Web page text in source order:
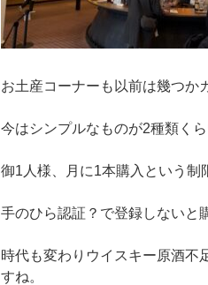
お土産コーナーも以前は幾つか
今はシンプルなものが2種類く
御1人様、月に1本購入という制
手のひら認証？で登録しないと
時代も変わりウイスキー原酒不
すね。